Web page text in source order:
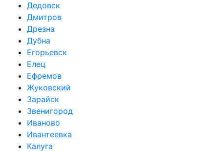
Дедовск
Дмитров
Дрезна
Дубна
Егорьевск
Елец
Ефремов
Жуковский
Зарайск
Звенигород
Иваново
Ивантеевка
Калуга